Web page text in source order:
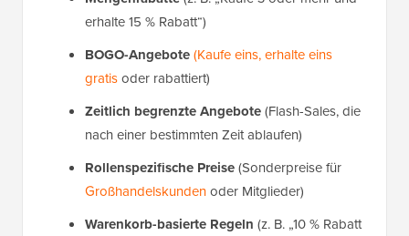
erhalte 15 % Rabatt“)
BOGO-Angebote(Kaufe eins, erhalte eins
gratisoder rabattiert)
Zeitlich begrenzte Angebote(Flash-Sales, die
nach einer bestimmten Zeit ablaufen)
Rollenspezifische Preise(Sonderpreise für
Großhandelskundenoder Mitglieder)
Warenkorb-basierte Regeln (z. B. „10 % Rabatt